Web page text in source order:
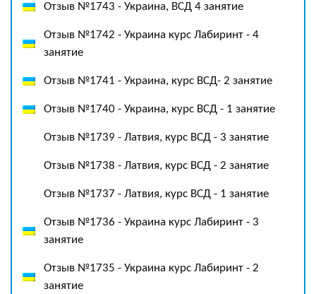
Отзыв №1743 - Украина, ВСД 4 занятие
Отзыв №1742 - Украина курс Лабиринт - 4
занятие
Отзыв №1741 - Украина, курс ВСД- 2 занятие
Отзыв №1740 - Украина, курс ВСД - 1 занятие
Отзыв №1739 - Латвия, курс ВСД - 3 занятие
Отзыв №1738 - Латвия, курс ВСД - 2 занятие
Отзыв №1737 - Латвия, курс ВСД - 1 занятие
Отзыв №1736 - Украина курс Лабиринт - 3
занятие
Отзыв №1735 - Украина курс Лабиринт - 2
занятие